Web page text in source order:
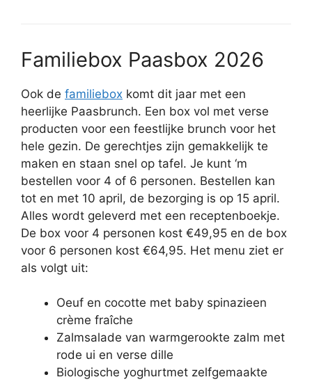
Familiebox Paasbox 2026
Ook de familiebox komt dit jaar met een
heerlijke Paasbrunch. Een box vol met verse
producten voor een feestlijke brunch voor het
hele gezin. De gerechtjes zijn gemakkelijk te
maken en staan snel op tafel. Je kunt ‘m
bestellen voor 4 of 6 personen. Bestellen kan
tot en met 10 april, de bezorging is op 15 april.
Alles wordt geleverd met een receptenboekje.
De box voor 4 personen kost €49,95 en de box
voor 6 personen kost €64,95. Het menu ziet er
als volgt uit:
Oeuf en cocotte met baby spinazieen
crème fraîche
Zalmsalade van warmgerookte zalm met
rode ui en verse dille
Biologische yoghurtmet zelfgemaakte